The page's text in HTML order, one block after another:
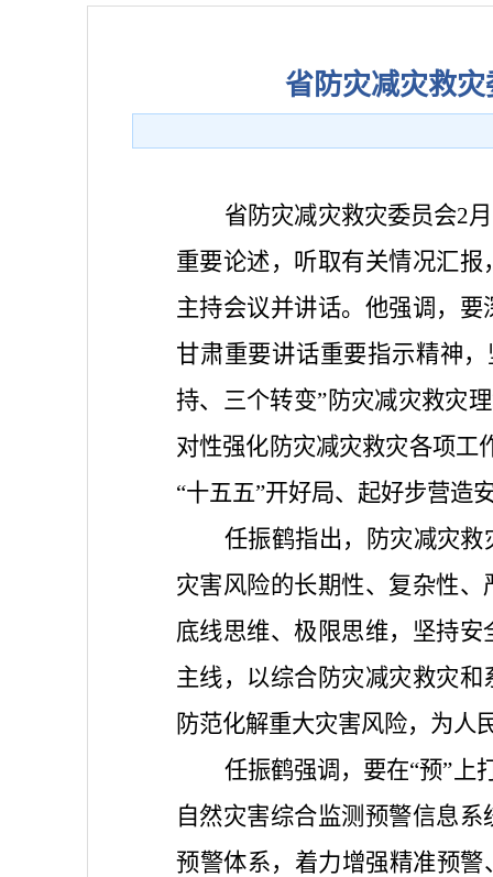
省防灾减灾救
省防灾减灾救灾委员会2
重要论述，听取有关情况汇
主持会议并讲话。他强调，
甘肃重要讲话重要指示精神
持、三个转变”防灾减灾救灾
对性强化防灾减灾救灾各项工
“十五五”开好局、起好步营造
任振鹤指出，防灾减灾
灾害风险的长期性、复杂性
底线思维、极限思维，坚持
主线，以综合防灾减灾救灾
防范化解重大灾害风险，为人
任振鹤强调，要在“预”上
自然灾害综合监测预警信息
预警体系，着力增强精准预